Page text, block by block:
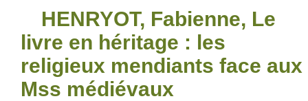
HENRYOT, Fabienne, Le
livre en héritage : les
religieux mendiants face aux
Mss médiévaux